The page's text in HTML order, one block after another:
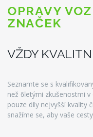
OPRAVY
ZNAČEK
VŽDY
Seznamte se s
než 6letými zkušenostmi
pouze díly nejvyšší kvality
snažíme se, aby vaše